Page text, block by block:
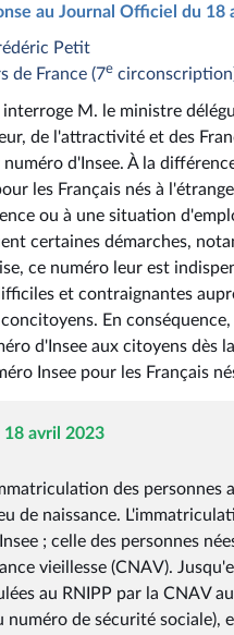
au Journal Officiel du 18
Petit
de France (7e
M. le ministre
de l'attractivité et des
d'Insee. À la
les Français nés à
ou à une situation
certaines démarches,
ce numéro leur est
et contraignantes
En
d'Insee aux citoyens dès
Insee pour les Français
18 avril 2023
des personnes
de naissance.
; celle des personnes
vieillesse (CNAV).
au RNIPP par la CNAV
numéro de sécurité